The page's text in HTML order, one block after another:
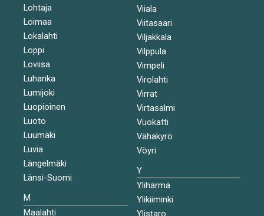
Lohtaja
Loimaa
Lokalahti
Loppi
Loviisa
Luhanka
Lumijoki
Luopioinen
Luoto
Luumäki
Luvia
Längelmäki
Länsi-Suomi
M
Maalahti
Viiala
Viitasaari
Viljakkala
Vilppula
Vimpeli
Virolahti
Virrat
Virtasalmi
Vuokatti
Vähäkyrö
Vöyri
Y
Ylihärmä
Ylikiiminki
Ylistaro